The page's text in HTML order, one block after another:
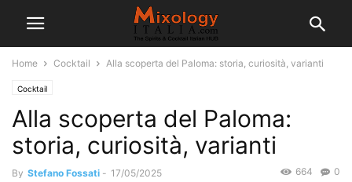
Home Cocktail Alla scoperta del Paloma: storia, curiosità, varianti
Cocktail
Alla scoperta del Paloma:
storia, curiosità, varianti
By Stefano Fossati - 17/05/2025 0
664